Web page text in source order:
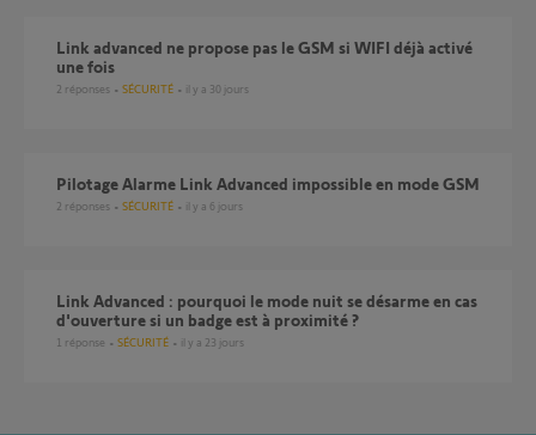
Link advanced ne propose pas le GSM si WIFI déjà activé
une fois
2 réponses SÉCURITÉ il y a 30 jours
Pilotage Alarme Link Advanced impossible en mode GSM
2 réponses SÉCURITÉ il y a 6 jours
Link Advanced : pourquoi le mode nuit se désarme en cas
d'ouverture si un badge est à proximité ?
1 réponse SÉCURITÉ il y a 23 jours